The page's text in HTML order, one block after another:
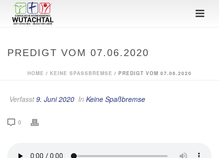
PREDIGT VOM 07.06.2020
HOME / KEINE SPASSBREMSE / PREDIGT VOM 07.06.2020
Verfasst9. Juni 2020 In Keine Spaßbremse
0